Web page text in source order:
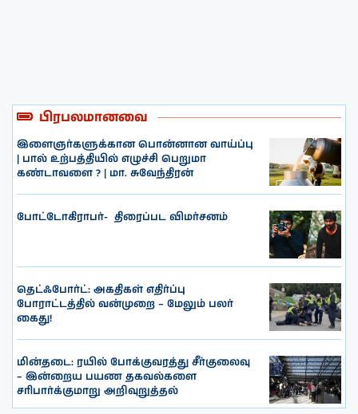
பிரபலமானவை
இளைஞர்களுக்கான பொன்னான வாய்ப்பு
| பால் உற்பத்தியில் எழுச்சி பெறுமா
கண்டாவளை ? | மா. சுவேந்திரன்
போட்டோகிராபர்- ‌ திரைப்பட விமர்சனம்
தெட்ஃபோர்ட்: அகதிகள் எதிர்ப்பு
போராட்டத்தில் வன்முறை – மேலும் பலர்
கைது!
மின்தடை: ரயில் போக்குவரத்து சீர்குலைவு
– இன்றைய பயண தகவல்களை
சரிபார்க்குமாறு அறிவுறுத்தல்